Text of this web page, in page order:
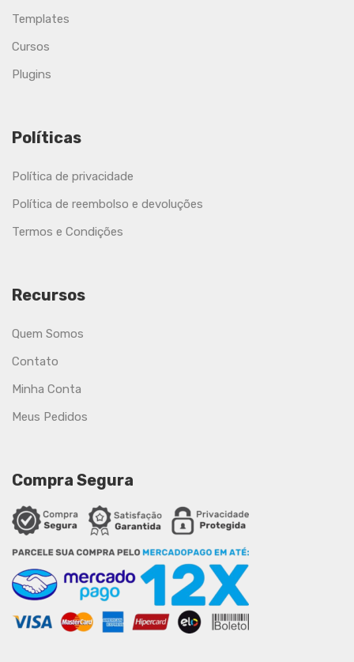
Templates
Cursos
Plugins
Políticas
Política de privacidade
Política de reembolso e devoluções
Termos e Condições
Recursos
Quem Somos
Contato
Minha Conta
Meus Pedidos
Compra Segura